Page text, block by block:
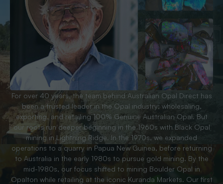
For over 40 years, the team behind Australian Opal Direct has
been a trusted leader in the Opal industry; wholesaling,
exporting, and retailing 100% Genuine Australian Opal. But
our roots run deeper beginning in the 1960s with Black Opal
mining in Lightning Ridge. In the 1970s, we expanded
operations to a quarry in Papua New Guinea, before returning
to Australia in the early 1980s to pursue gold mining. By the
mid-1980s, our focus shifted to mining Boulder Opal in
Opalton while retailing at the iconic Kuranda Markets. Our first